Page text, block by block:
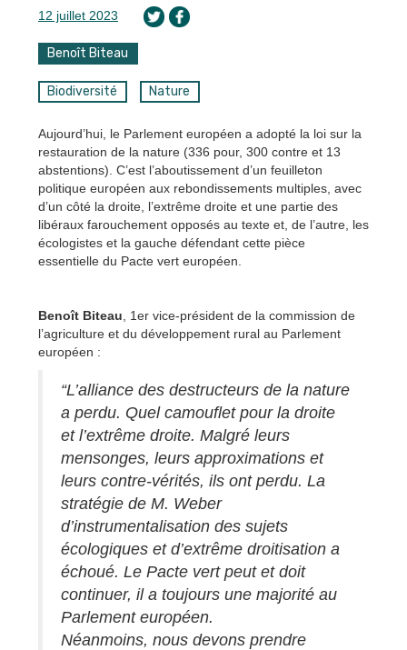
12 juillet 2023
Benoît Biteau
Biodiversité Nature
Aujourd’hui, le Parlement européen a adopté la loi sur la
restauration de la nature (336 pour, 300 contre et 13
abstentions). C’est l’aboutissement d’un feuilleton
politique européen aux rebondissements multiples, avec
d’un côté la droite, l’extrême droite et une partie des
libéraux farouchement opposés au texte et, de l’autre, les
écologistes et la gauche défendant cette pièce
essentielle du Pacte vert européen.
Benoît Biteau , 1er vice-président de la commission de
l’agriculture et du développement rural au Parlement
européen :
“L’alliance des destructeurs de la nature
a perdu. Quel camouflet pour la droite
et l’extrême droite. Malgré leurs
mensonges, leurs approximations et
leurs contre-vérités, ils ont perdu. La
stratégie de M. Weber
d’instrumentalisation des sujets
écologiques et d’extrême droitisation a
échoué. Le Pacte vert peut et doit
continuer, il a toujours une majorité au
Parlement européen.
Néanmoins, nous devons prendre